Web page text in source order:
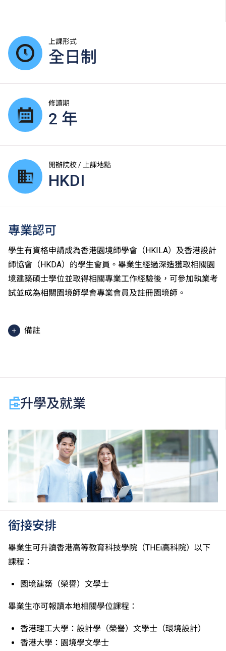
上課形式
全日制
修讀期
2 年
開辦院校 / 上課地點
HKDI
專業認可
學生有資格申請成為香港園境師學會（HKILA）及香港設計
師協會（HKDA）的學生會員。畢業生經過深造獲取相關園
境建築碩士學位並取得相關專業工作經驗後，可參加執業考
試並成為相關園境師學會專業會員及註冊園境師。
備註
學生或須於其他VTC院校上課。VTC可因應情況取消任
分校／上課地點。
升學及就業
銜接安排
畢業生可升讀香港高等教育科技學院（THEi高科院）以下
課程：
園境建築（榮譽）文學士
畢業生亦可報讀本地相關學位課程：
香港理工大學：設計學（榮譽）文學士（環境設計）
香港大學：園境學文學士